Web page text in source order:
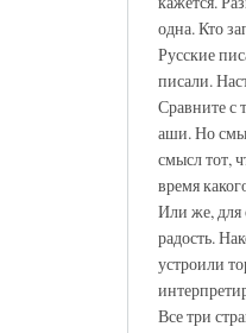
одна. Кто
Русские
писали.
Сравните с
аши. Но
смысл тот,
время
Или же, для
радость.
устроили
Все три